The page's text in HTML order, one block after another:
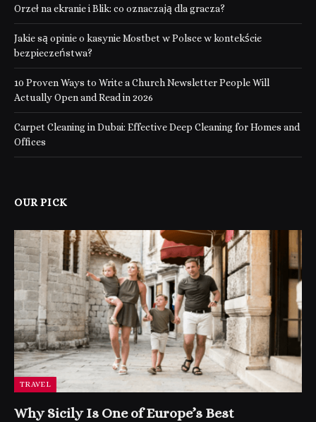
Orzeł na ekranie i Blik: co oznaczają dla gracza?
Jakie są opinie o kasynie Mostbet w Polsce w kontekście
bezpieczeństwa?
10 Proven Ways to Write a Church Newsletter People Will
Actually Open and Read in 2026
Carpet Cleaning in Dubai: Effective Deep Cleaning for Homes and
Offices
OUR PICK
TRAVEL
Why Sicily Is One of Europe’s Best